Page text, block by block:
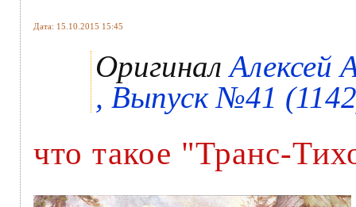
Дата: 15.10.2015 15:45
Оригинал Алексей
, Выпуск №41
что такое "Транс-